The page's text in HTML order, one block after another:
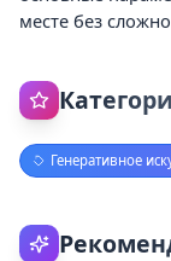
месте без
Генеративное